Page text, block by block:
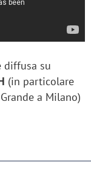
diffusa su
(in particolare
a Milano)